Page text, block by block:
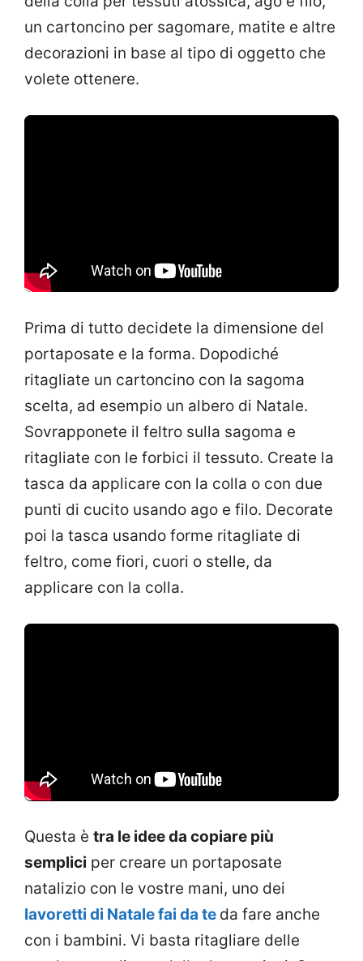
un cartoncino per sagomare, matite e altre
decorazioni in base al tipo di oggetto che
volete ottenere.
Prima di tutto decidete la dimensione del
portaposate e la forma. Dopodiché
ritagliate un cartoncino con la sagoma
scelta, ad esempio un albero di Natale.
Sovrapponete il feltro sulla sagoma e
ritagliate con le forbici il tessuto. Create la
tasca da applicare con la colla o con due
punti di cucito usando ago e filo. Decorate
poi la tasca usando forme ritagliate di
feltro, come fiori, cuori o stelle, da
applicare con la colla.
Questa è tra le idee da copiare più
semplici per creare un portaposate
natalizio con le vostre mani, uno dei
lavoretti di Natale fai da te da fare anche
con i bambini. Vi basta ritagliare delle